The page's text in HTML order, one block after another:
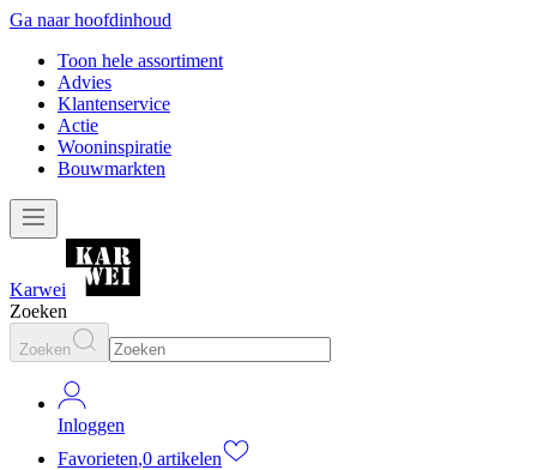
Ga naar hoofdinhoud
Toon hele assortiment
Advies
Klantenservice
Actie
Wooninspiratie
Bouwmarkten
Karwei
Zoeken
Zoeken
Inloggen
Favorieten,0 artikelen